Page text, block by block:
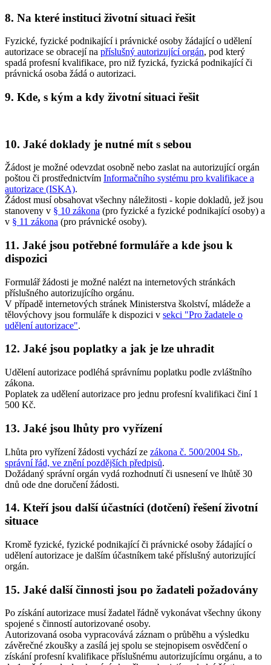
8. Na které instituci životní situaci řešit
Fyzické, fyzické podnikající i právnické osoby žádající o udělení
autorizace se obracejí na příslušný autorizující orgán, pod který
spadá profesní kvalifikace, pro niž fyzická, fyzická podnikající či
právnická osoba žádá o autorizaci.
9. Kde, s kým a kdy životní situaci řešit
10. Jaké doklady je nutné mít s sebou
Žádost je možné odevzdat osobně nebo zaslat na autorizující orgán
poštou či prostřednictvím Informačního systému pro kvalifikace a
autorizace (ISKA).
Žádost musí obsahovat všechny náležitosti - kopie dokladů, jež jsou
stanoveny v § 10 zákona (pro fyzické a fyzické podnikající osoby) a
v § 11 zákona (pro právnické osoby).
11. Jaké jsou potřebné formuláře a kde jsou k
dispozici
Formulář žádosti je možné nalézt na internetových stránkách
příslušného autorizujícího orgánu.
V případě internetových stránek Ministerstva školství, mládeže a
tělovýchovy jsou formuláře k dispozici v sekci "Pro žadatele o
udělení autorizace".
12. Jaké jsou poplatky a jak je lze uhradit
Udělení autorizace podléhá správnímu poplatku podle zvláštního
zákona.
Poplatek za udělení autorizace pro jednu profesní kvalifikaci činí 1
500 Kč.
13. Jaké jsou lhůty pro vyřízení
Lhůta pro vyřízení žádosti vychází ze zákona č. 500/2004 Sb.,
správní řád, ve znění pozdějších předpisů.
Dožádaný správní orgán vydá rozhodnutí či usnesení ve lhůtě 30
dnů ode dne doručení žádosti.
14. Kteří jsou další účastníci (dotčení) řešení životní
situace
Kromě fyzické, fyzické podnikající či právnické osoby žádající o
udělení autorizace je dalším účastníkem také příslušný autorizující
orgán.
15. Jaké další činnosti jsou po žadateli požadovány
Po získání autorizace musí žadatel řádně vykonávat všechny úkony
spojené s činností autorizované osoby.
Autorizovaná osoba vypracovává záznam o průběhu a výsledku
závěrečné zkoušky a zasílá jej spolu se stejnopisem osvědčení o
získání profesní kvalifikace příslušnému autorizujícímu orgánu, a to